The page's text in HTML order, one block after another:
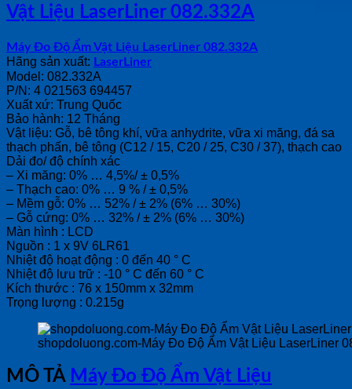
Vật Liệu LaserLiner 082.332A
Máy Đo Độ Ẩm Vật Liệu LaserLiner 082.332A
Hãng sản xuất: LaserLiner
Model: 082.332A
P/N: 4 021563 694457
Xuất xứ: Trung Quốc
Bảo hành: 12 Tháng
Vật liệu: Gỗ, bê tông khí, vữa anhydrite, vữa xi măng, đá sa
thạch phấn, bê tông (C12 / 15, C20 / 25, C30 / 37), thạch cao
Dải đo/ độ chính xác
– Xi măng: 0% … 4,5%/ ± 0,5%
– Thạch cao: 0% … 9 % / ± 0,5%
– Mềm gỗ: 0% … 52% / ± 2% (6% … 30%)
– Gỗ cứng: 0% … 32% / ± 2% (6% … 30%)
Màn hình : LCD
Nguồn : 1 x 9V 6LR61
Nhiệt độ hoạt động : 0 đến 40 ° C
Nhiệt độ lưu trữ : -10 ° C đến 60 ° C
Kích thước : 76 x 150mm x 32mm
Trọng lượng : 0.215g
shopdoluong.com-Máy Đo Độ Ẩm Vật Liệu LaserLiner
MÔ TẢ Máy Đo Độ Ẩm Vật Liệu